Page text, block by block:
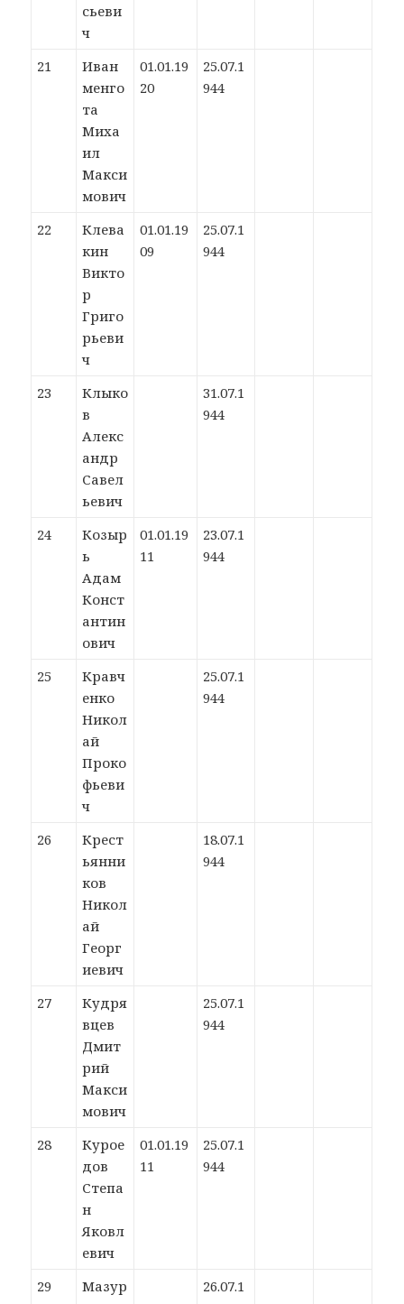
сьеви
ч
21
Иван
менго
та
Миха
ил
Макси
мович
01.01.19
20
25.07.1
944
22
Клева
кин
Викто
р
Григо
рьеви
ч
01.01.19
09
25.07.1
944
23
Клыко
в
Алекс
андр
Савел
ьевич
31.07.1
944
24
Козыр
ь
Адам
Конст
антин
ович
01.01.19
11
23.07.1
944
25
Кравч
енко
Никол
ай
Проко
фьеви
ч
25.07.1
944
26
Крест
ьянни
ков
Никол
ай
Георг
иевич
18.07.1
944
27
Кудря
вцев
Дмит
рий
Макси
мович
25.07.1
944
28
Курое
дов
Степа
н
Яковл
евич
01.01.19
11
25.07.1
944
29
Мазур
26.07.1